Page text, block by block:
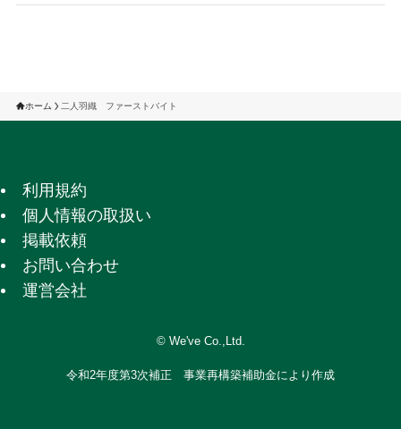
ホーム 二人羽織 ファーストバイト
令和2年度第3次補正 事業再構築補助金により作成
利用規約
個人情報の取扱い
掲載依頼
お問い合わせ
運営会社
©We've Co.,Ltd.